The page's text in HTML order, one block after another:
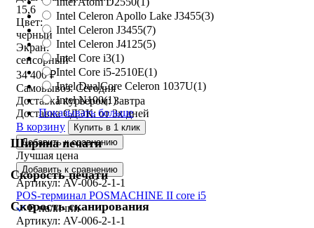
Intel Celeron Apollo Lake J3455(3)
Intel Celeron J3455(7)
Intel Celeron J4125(5)
Intel Core i3(1)
Intel Core i5-2510E(1)
Intel DualCore Celeron 1037U(1)
Intel N100(1)
Показывать больше
Ширина печати
Скорость печати
Скорость сканирования
15,6
Цвет:
черный
Экран:
сенсорный
34 400₽
Самовывоз:Сегодня
Доставка курьером:Завтра
Доставка СДЭК:от 3х дней
В корзину
Купить в 1 клик
Добавить к сравнению
Лучшая цена
Добавить к сравнению
Артикул: AV-006-2-1-1
POS-терминал POSMACHINE II core i5
В наличии
Артикул: AV-006-2-1-1